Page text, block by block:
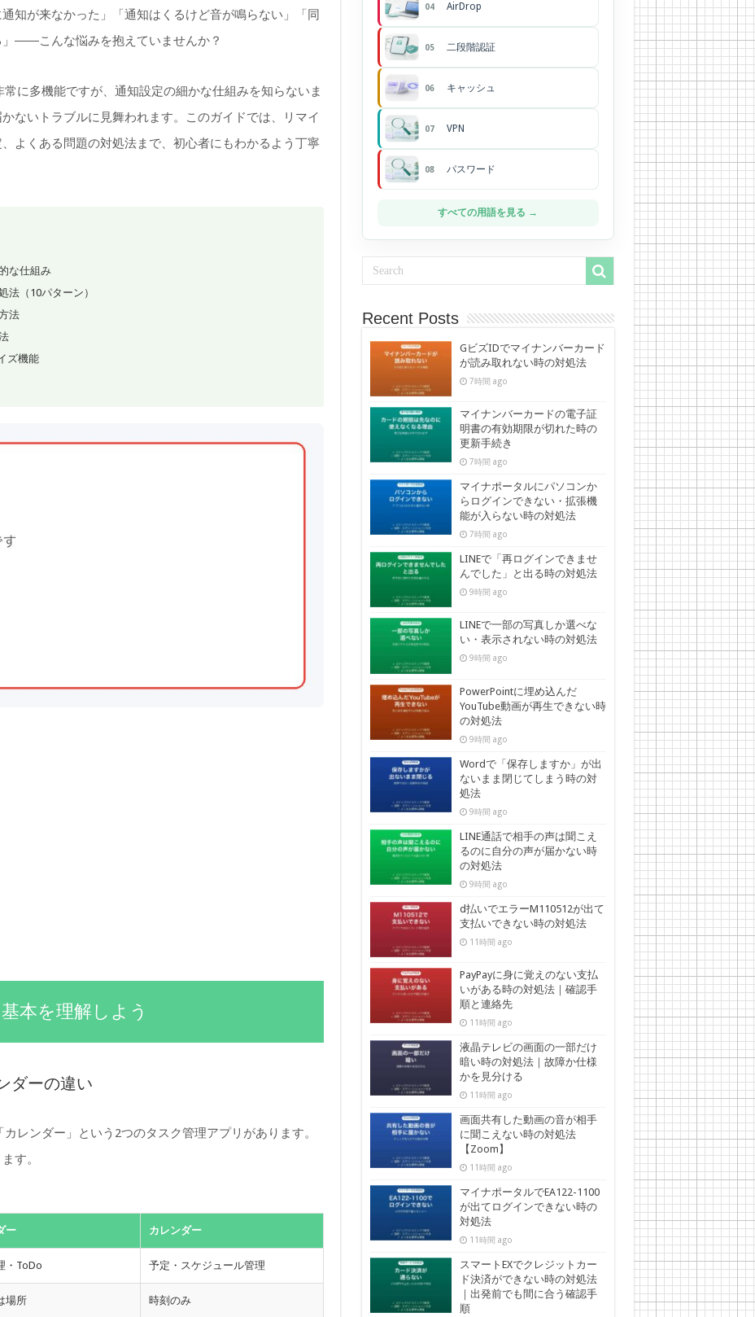
知が来なかった」「通知はくるけど音が鳴らない」「同
」――こんな悩みを抱えていませんか？
に多機能ですが、通知設定の細かな仕組みを知らないま
ないトラブルに見舞われます。このガイドでは、リマイ
よくある問題の対処法まで、初心者にもわかるよう丁寧
な仕組み
法（10パターン）
法
ズ機能
本を理解しよう
ダーの違い
レンダー」という2つのタスク管理アプリがあります。
す。
ー カレンダー
・ToDo 予定・スケジュール管理
場所 時刻のみ
04 AirDrop
05 二段階認証
06 キャッシュ
07 VPN
08 パスワード
すべての用語を見る →
Recent Posts
GビズIDでマイナンバーカード
が読み取れない時の対処法
7時間 ago
マイナンバーカードの電子証
明書の有効期限が切れた時の
更新手続き
7時間 ago
マイナポータルにパソコンか
らログインできない・拡張機
能が入らない時の対処法
7時間 ago
LINEで「再ログインできませ
んでした」と出る時の対処法
9時間 ago
LINEで一部の写真しか選べな
い・表示されない時の対処法
9時間 ago
PowerPointに埋め込んだ
YouTube動画が再生できない時
の対処法
9時間 ago
Wordで「保存しますか」が出
ないまま閉じてしまう時の対
処法
9時間 ago
LINE通話で相手の声は聞こえ
るのに自分の声が届かない時
の対処法
9時間 ago
d払いでエラーM110512が出て
支払いできない時の対処法
11時間 ago
PayPayに身に覚えのない支払
いがある時の対処法｜確認手
順と連絡先
11時間 ago
液晶テレビの画面の一部だけ
暗い時の対処法｜故障か仕様
かを見分ける
11時間 ago
画面共有した動画の音が相手
に聞こえない時の対処法
【Zoom】
11時間 ago
マイナポータルでEA122-1100
が出てログインできない時の
対処法
11時間 ago
スマートEXでクレジットカー
ド決済ができない時の対処法
｜出発前でも間に合う確認手
順